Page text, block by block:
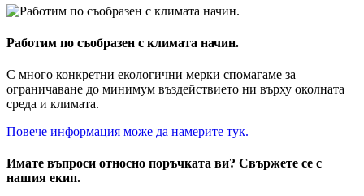
Работим по съобразен с климата начин.
С много конкретни екологични мерки спомагаме за
ограничаване до минимум въздействието ни върху околната
среда и климата.
Повече информация може да намерите тук.
Имате въпроси относно поръчката ви? Свържете се с
нашия екип.